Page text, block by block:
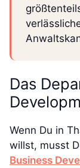
Das
Wenn Du in
willst, musst
Business